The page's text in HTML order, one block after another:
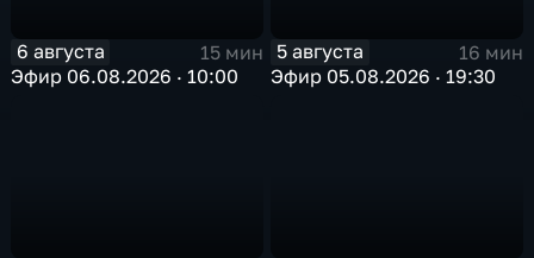
6 августа
15 мин
Эфир 06.08.2026 · 10:00
5 августа
16 мин
Эфир 05.08.2026 · 19:30